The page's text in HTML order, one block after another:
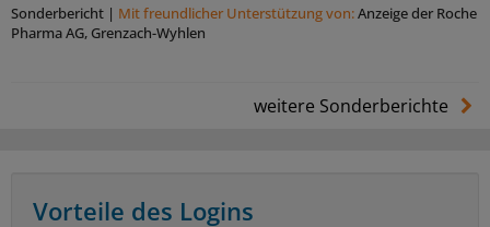
Sonderbericht | Mit freundlicher Unterstützung von:Anzeige der Roche
Pharma AG, Grenzach-Wyhlen
weitere Sonderberichte
Vorteile des Logins